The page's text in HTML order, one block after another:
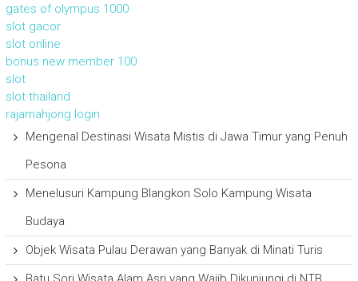
gates of olympus 1000
slot gacor
slot online
bonus new member 100
slot
slot thailand
rajamahjong login
Mengenal Destinasi Wisata Mistis di Jawa Timur yang Penuh
Pesona
Menelusuri Kampung Blangkon Solo Kampung Wisata
Budaya
Objek Wisata Pulau Derawan yang Banyak di Minati Turis